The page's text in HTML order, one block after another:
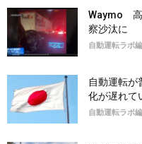
Waymo 高
察沙汰に
自動運転ラボ
自動運転が
化が遅れて
自動運転ラボ